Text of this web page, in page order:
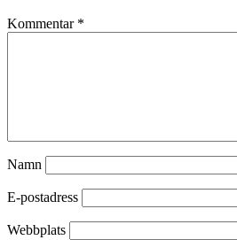
Kommentar *
Namn
E-postadress
Webbplats